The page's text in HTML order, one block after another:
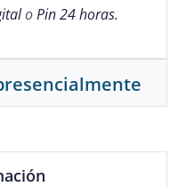
oPin 24 horas.